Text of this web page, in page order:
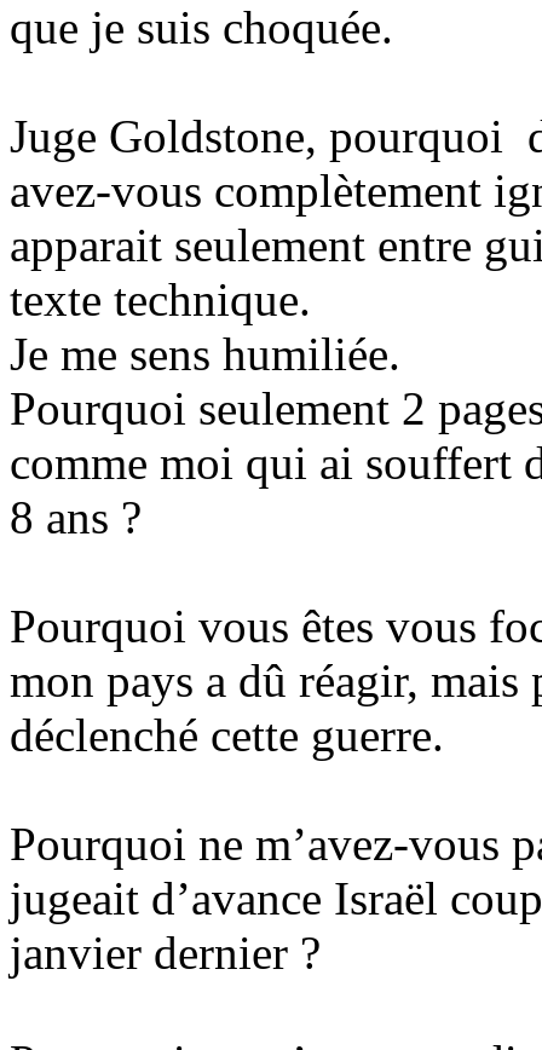
que je suis choquée.
Juge Goldstone, pourquoi
avez-vous complètement
apparait seulement entre
texte technique.
Je me sens humiliée.
Pourquoi seulement 2
comme moi qui ai souffert
8 ans ?
Pourquoi vous êtes vous
mon pays a dû réagir, mais
déclenché cette guerre.
Pourquoi ne m’avez-vous
jugeait d’avance Israël
janvier dernier ?